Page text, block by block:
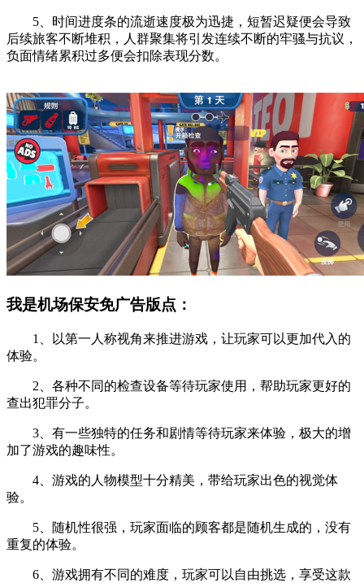
5、时间进度条的流逝速度极为迅捷，短暂迟疑便会导致
后续旅客不断堆积，人群聚集将引发连续不断的牢骚与抗议，
负面情绪累积过多便会扣除表现分数。
我是机场保安免广告版点：
1、以第一人称视角来推进游戏，让玩家可以更加代入的
体验。
2、各种不同的检查设备等待玩家使用，帮助玩家更好的
查出犯罪分子。
3、有一些独特的任务和剧情等待玩家来体验，极大的增
加了游戏的趣味性。
4、游戏的人物模型十分精美，带给玩家出色的视觉体
验。
5、随机性很强，玩家面临的顾客都是随机生成的，没有
重复的体验。
6、游戏拥有不同的难度，玩家可以自由挑选，享受这款